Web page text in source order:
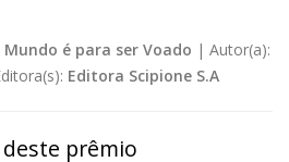
Mundo é para ser Voado | Autor(a):
Editora Scipione S.A
prêmio